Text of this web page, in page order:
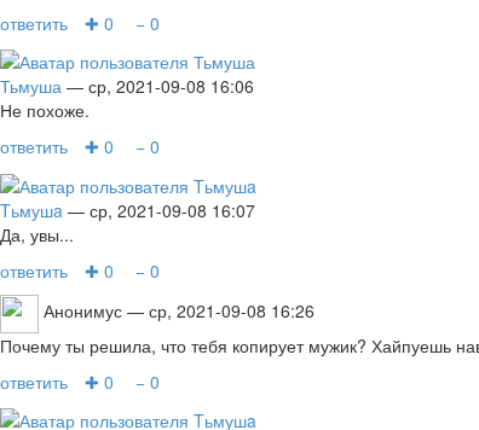
ответить
✚ 0 − 0
Тьмуша — ср, 2021-09-08 16:06
Не похоже.
ответить
✚ 0 − 0
Tьмушa — ср, 2021-09-08 16:07
Да, увы...
ответить
✚ 0
− 0
Анонимус — ср, 2021-09-08 16:26
Почему ты решила, что тебя копирует мужик? Хайпуешь
ответить
✚ 0 − 0